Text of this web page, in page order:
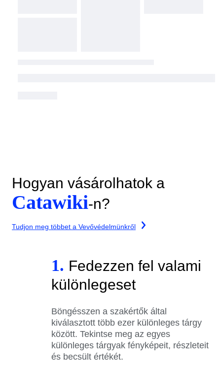
Hogyan vásárolhatok a
Catawiki-n?
Tudjon meg többet a Vevővédelmünkről
1. Fedezzen fel valami
különlegeset
Böngésszen a szakértők által
kiválasztott több ezer különleges tárgy
között. Tekintse meg az egyes
különleges tárgyak fényképeit, részleteit
és becsült értékét.